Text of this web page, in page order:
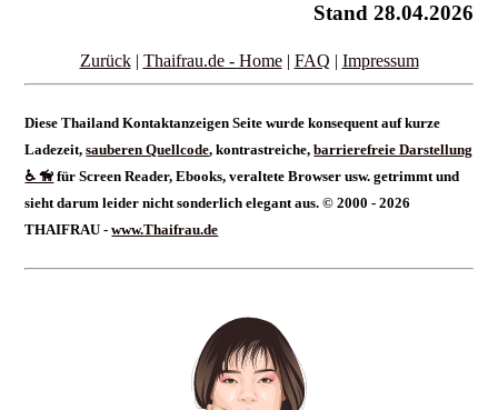
Stand 28.04.2026
Zurück| Thaifrau.de - Home| FAQ | Impressum
Diese Thailand Kontaktanzeigen Seite wurde konsequent auf kurze
Ladezeit,sauberen Quellcode, kontrastreiche,barrierefreie Darstellung
♿ 🦮 für Screen Reader, Ebooks, veraltete Browser usw. getrimmt und
sieht darum leider nicht sonderlich elegant aus. © 2000 - 2026
THAIFRAU -www.Thaifrau.de